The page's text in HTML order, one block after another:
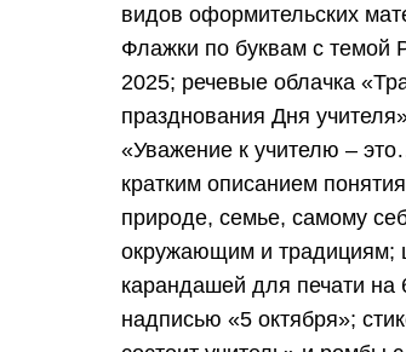
видов оформительских
Флажки по буквам с темой
2025; речевые облачка
празднования Дня
«Уважение к учителю –
кратким описанием
природе, семье, самому
окружающим и традициям;
карандашей для печати на
надписью «5 октября»;